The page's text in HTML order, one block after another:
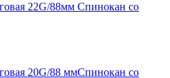
22G/88мм Спинокан со
20G/88 ммСпинокан со